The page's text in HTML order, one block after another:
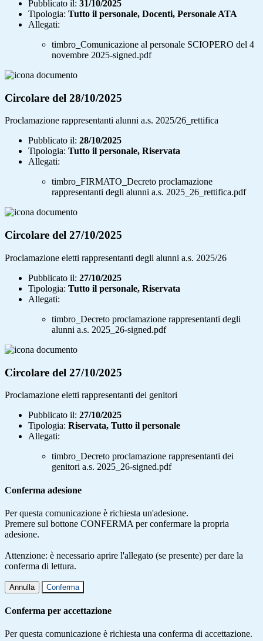
Pubblicato il: 31/10/2025
Tipologia: Tutto il personale, Docenti, Personale ATA
Allegati:
timbro_Comunicazione al personale SCIOPERO del 4
novembre 2025-signed.pdf
Circolare del 28/10/2025
Proclamazione rappresentanti alunni a.s. 2025/26_rettifica
Pubblicato il: 28/10/2025
Tipologia: Tutto il personale, Riservata
Allegati:
timbro_FIRMATO_Decreto proclamazione
rappresentanti degli alunni a.s. 2025_26_rettifica.pdf
Circolare del 27/10/2025
Proclamazione eletti rappresentanti degli alunni a.s. 2025/26
Pubblicato il: 27/10/2025
Tipologia: Tutto il personale, Riservata
Allegati:
timbro_Decreto proclamazione rappresentanti degli
alunni a.s. 2025_26-signed.pdf
Circolare del 27/10/2025
Proclamazione eletti rappresentanti dei genitori
Pubblicato il: 27/10/2025
Tipologia: Riservata, Tutto il personale
Allegati:
timbro_Decreto proclamazione rappresentanti dei
genitori a.s. 2025_26-signed.pdf
Conferma adesione
Per questa comunicazione è richiesta un'adesione.
Premere sul bottone CONFERMA per confermare la propria
adesione.
Attenzione: è necessario aprire l'allegato (se presente) per dare la
conferma di lettura.
Annulla Conferma
Conferma per accettazione
Per questa comunicazione è richiesta una conferma di accettazione.